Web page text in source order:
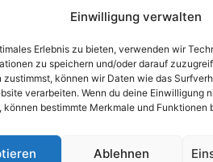
Einwilligung verwalten
Erlebnis zu bieten, verwenden wir
zu speichern und/oder darauf
zustimmst, können wir Daten wie das
verarbeiten. Wenn du deine Einwilligung
bestimmte Merkmale und Funktionen
Ablehnen
zu neuen Technologien
von Autonomie
Buyout
attraktive Konditionen für das
Konflikte zwischen